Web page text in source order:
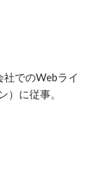
でのWebライ
）に従事。